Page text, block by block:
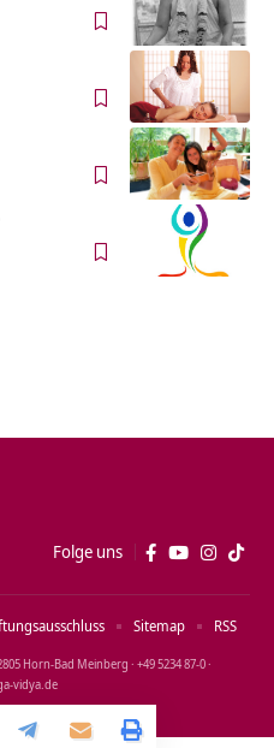
Folge uns
Horn‑Bad Meinberg · +49 5234 87‑0 ·
Sitemap RSS